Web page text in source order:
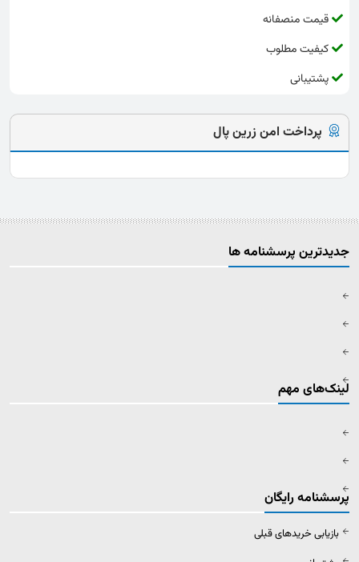
قیمت منصفانه
کیفیت مطلوب
پشتیبانی
پرداخت امن زرین پال
جدیدترین پرسشنامه ها
لینک‌های مهم
پرسشنامه رایگان
بازیابی خریدهای قبلی